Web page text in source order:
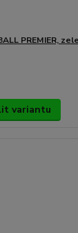
PREMIER,
variantu